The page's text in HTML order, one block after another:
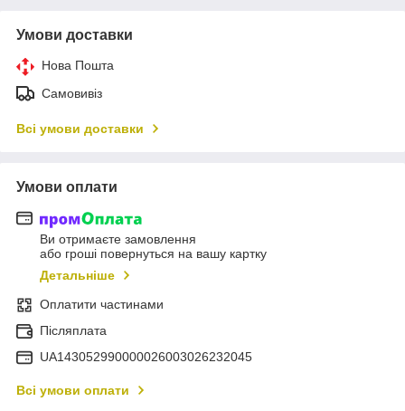
Умови доставки
Нова Пошта
Самовивіз
Всі умови доставки
Умови оплати
Ви отримаєте замовлення
або гроші повернуться на вашу картку
Детальніше
Оплатити частинами
Післяплата
UA143052990000026003026232045
Всі умови оплати